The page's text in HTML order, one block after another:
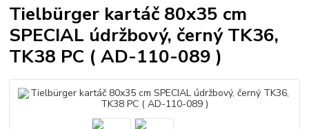
Tielbürger kartáč 80x35 cm
SPECIAL údržbový, černý TK36,
TK38 PC ( AD-110-089 )